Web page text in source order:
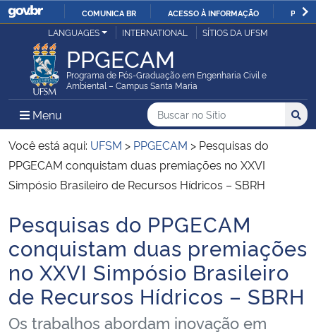
IR
PARA
O
CONTEÚDO
COMUNICA BR ACESSO À INFORMAÇÃO
Ministério da Justiça e Segurança Pública
Ministério da Defesa
Ministério das Relações Exteriores
Ministério da Economia
Ministério da Infraestrutura
Ministério da Agricultura, Pecuária e Abastecimento
Ministério da Educação
Ministério da Cidadania
LANGUAGES INTERNATIONAL SÍTIOS DA UFSM
PPGECAM
Programa de Pós-Graduação em Engenharia Civil e
Ambiental – Campus Santa Maria
Menu Menu Principal do Sítio
Busca
Buscar no no Sítio
Busca:
Você está aqui: UFSM > PPGECAM > Pesquisas do
PPGECAM conquistam duas premiações no XXVI
Simpósio Brasileiro de Recursos Hídricos – SBRH
Início do conteúdo
Pesquisas do PPGECAM
conquistam duas premiações
no XXVI Simpósio Brasileiro
de Recursos Hídricos – SBRH
Os trabalhos abordam inovação em